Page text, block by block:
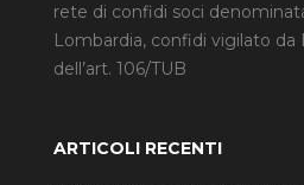
rete di confidi soci
Lombardia, confidi vigilato da
dell’art. 106/TUB
ARTICOLI RECENTI